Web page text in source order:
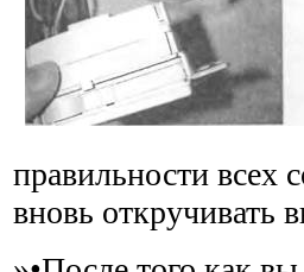
правильности всех
вновь откручивать